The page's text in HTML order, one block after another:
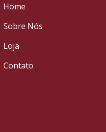
Home
Sobre Nós
Loja
Contato